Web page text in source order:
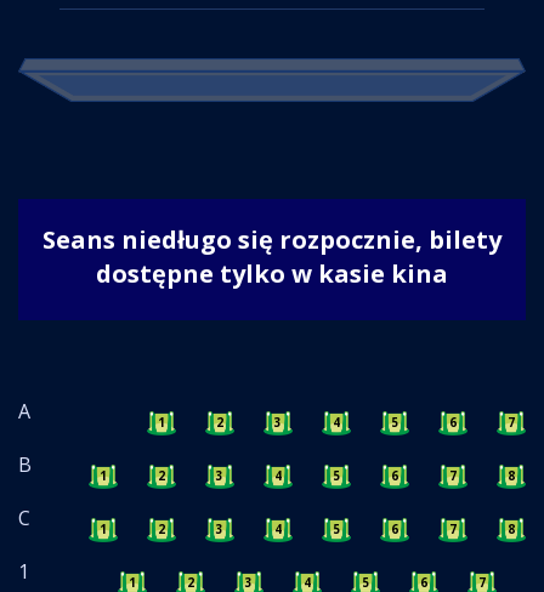
Seans niedługo się rozpocznie, bilety
dostępne tylko w kasie kina
A 1 2 3 4 5 6 7
B 1 2 3 4 5 6 7 8
C 1 2 3 4 5 6 7 8
1 1 2 3 4 5 6 7